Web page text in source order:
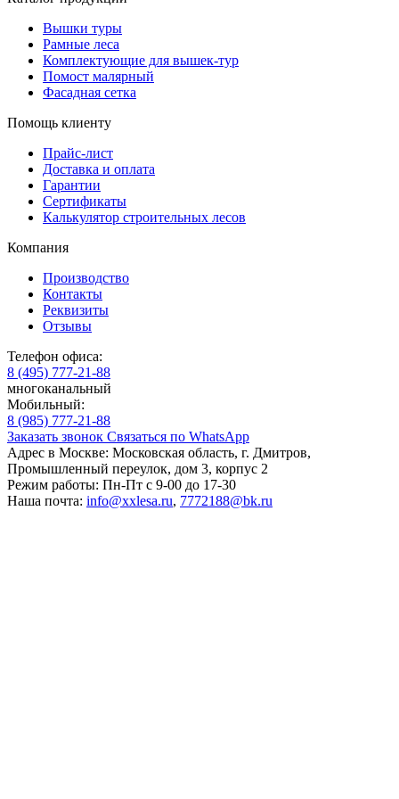
Вышки туры
Рамные леса
Комплектующие для вышек-тур
Помост малярный
Фасадная сетка
Помощь клиенту
Прайс-лист
Доставка и оплата
Гарантии
Сертификаты
Калькулятор строительных лесов
Компания
Производство
Контакты
Реквизиты
Отзывы
Телефон офиса:
8 (495) 777-21-88
многоканальный
Мобильный:
8 (985) 777-21-88
Заказать звонок Связаться по WhatsApp
Адрес в Москве: Московская область, г. Дмитров,
Промышленный переулок, дом 3, корпус 2
Режим работы: Пн-Пт с 9-00 до 17-30
Наша почта: info@xxlesa.ru, 7772188@bk.ru